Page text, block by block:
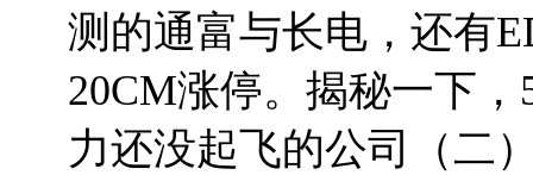
测的通富与长电，还有
20CM涨停。揭秘一下
力还没起飞的公司（二